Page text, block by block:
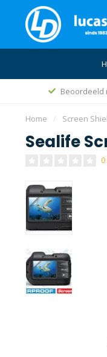
Beoordeeld
Home / Screen
Sealife